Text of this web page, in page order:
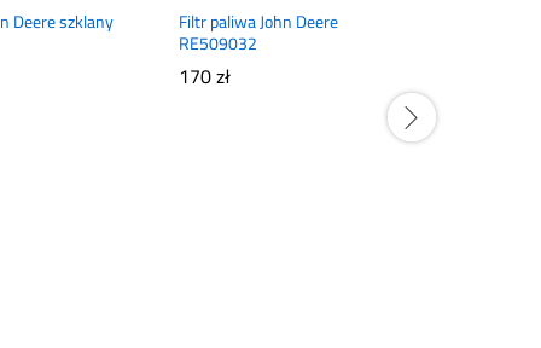
Deere szklany Filtr paliwa John Deere
RE509032
170zł